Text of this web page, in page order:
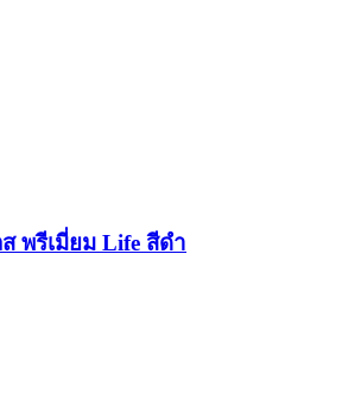
พรีเมี่ยม Life สีดำ